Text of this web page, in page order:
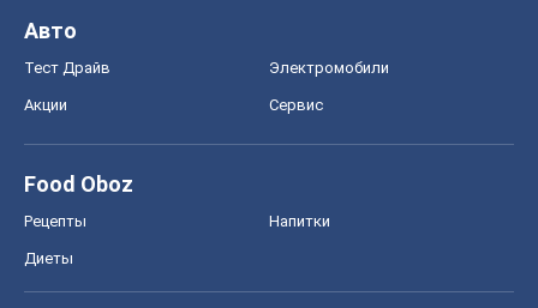
Авто
Тест Драйв Электромобили
Акции Сервис
Food Oboz
Рецепты Напитки
Диеты